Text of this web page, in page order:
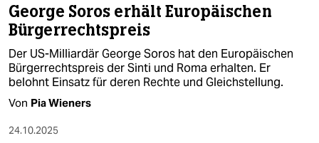
George Soros erhält Europäischen
Bürgerrechtspreis
Der US-Milliardär George Soros hat den Europäischen
Bürgerrechtspreis der Sinti und Roma erhalten. Er
belohnt Einsatz für deren Rechte und Gleichstellung.
Von Pia Wieners
24.10.2025